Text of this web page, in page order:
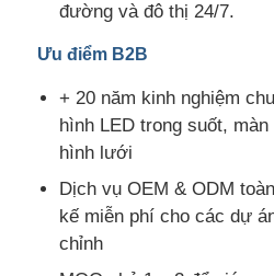
đường và đô thị 24/7.
Ưu điểm B2B
+ 20 năm kinh nghiệm
hình LED trong suốt,
hình lưới
Dịch vụ OEM & ODM
kế miễn phí cho các dự
chỉnh